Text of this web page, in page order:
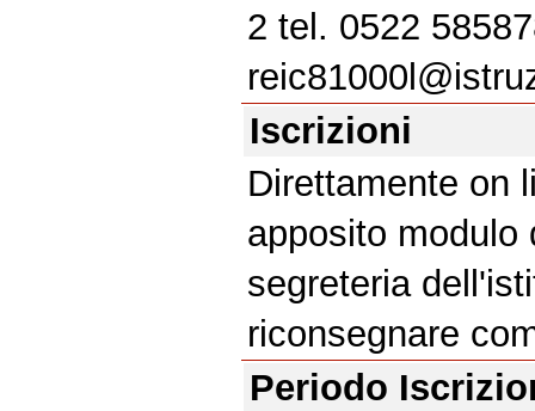
2 tel. 0522
Iscrizioni
Direttamente on
apposito modulo
segreteria
riconsegnare
Periodo